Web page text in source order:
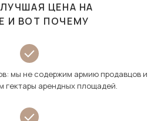
ЦЕНА НА
И ВОТ ПОЧЕМУ
мы не содержим армию продавцов и
гектары арендных площадей.